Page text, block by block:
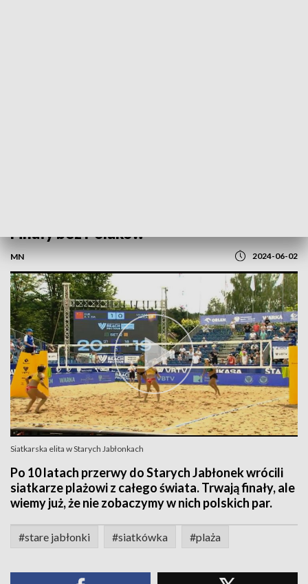
Finały bez Polaków
MN 2024-06-02
Siatkarska elita w Starych Jabłonkach
Po 10 latach przerwy do Starych Jabłonek wrócili
siatkarze plażowi z całego świata. Trwają finały, ale
wiemy już, że nie zobaczymy w nich polskich par.
#stare jabłonki #siatkówka #plaża